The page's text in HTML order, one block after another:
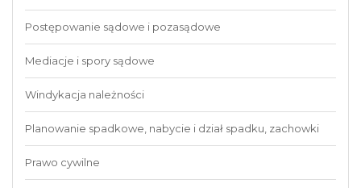
Postępowanie sądowe i pozasądowe
Mediacje i spory sądowe
Windykacja należności
Planowanie spadkowe, nabycie i dział spadku, zachowki
Prawo cywilne